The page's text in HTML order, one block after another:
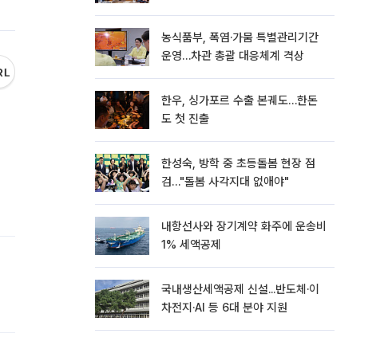
농식품부, 폭염·가뭄 특별관리기간
운영…차관 총괄 대응체계 격상
한우, 싱가포르 수출 본궤도…한돈
도 첫 진출
한성숙, 방학 중 초등돌봄 현장 점
검…"돌봄 사각지대 없애야"
내항선사와 장기계약 화주에 운송비
1% 세액공제
국내생산세액공제 신설...반도체·이
차전지·AI 등 6대 분야 지원